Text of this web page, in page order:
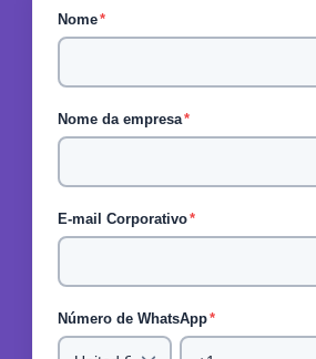
Nome*
Nome da empresa*
E-mail Corporativo*
Número de WhatsApp*